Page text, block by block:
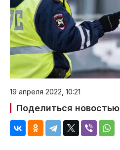
19 апреля 2022, 10:21
Поделиться новостью